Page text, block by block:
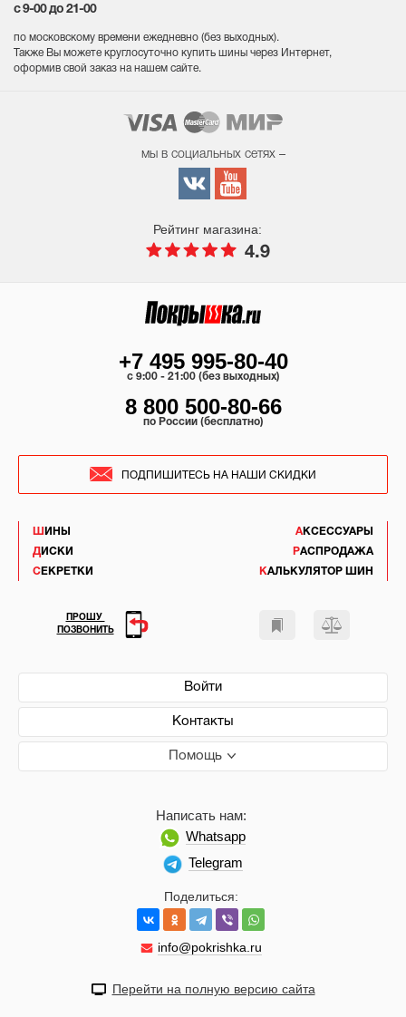
с 9-00 до 21-00
по московскому времени ежедневно (без выходных).
Также Вы можете круглосуточно купить шины через Интернет,
оформив свой заказ на нашем сайте.
мы в социальных сетях –
Рейтинг магазина:
4.9
ШИНЫ
ДИСКИ
СЕКРЕТКИ
АКСЕССУАРЫ
РАСПРОДАЖА
КАЛЬКУЛЯТОР ШИН
Войти
Контакты
Помощь
Поделиться:
info@pokrishka.ru
Написать нам:
Whatsapp
Telegram
+7 495 995-80-40
c 9:00 - 21:00 (без выходных)
8 800 500-80-66
по России (бесплатно)
ПОДПИШИТЕСЬ НА НАШИ СКИДКИ
ПРОШУ
ПОЗВОНИТЬ
Перейти на полную версию сайта